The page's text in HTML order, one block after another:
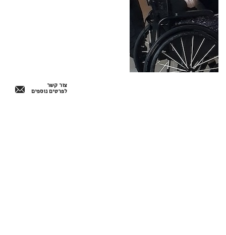
צור קשר
לפרטים נוספים